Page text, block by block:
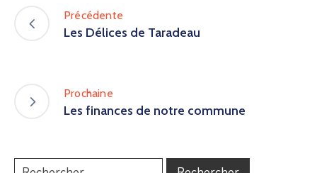
Précédente
Les Délices de Taradeau
Prochaine
Les finances de notre commune